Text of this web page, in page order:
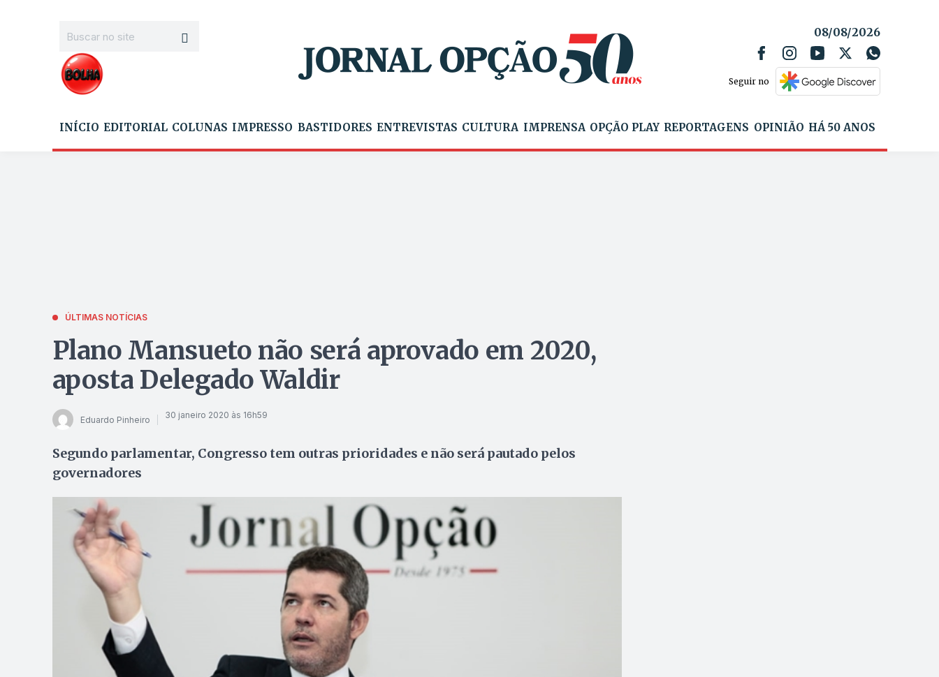
08/08/2026
Seguir no
INÍCIO EDITORIAL COLUNAS IMPRESSO BASTIDORES ENTREVISTAS CULTURA IMPRENSA OPÇÃO PLAY REPORTAGENS OPINIÃO HÁ 50 ANOS
ÚLTIMAS NOTÍCIAS
Plano Mansueto não será aprovado em 2020,
aposta Delegado Waldir
Eduardo Pinheiro 30 janeiro 2020 às 16h59
Segundo parlamentar, Congresso tem outras prioridades e não será pautado pelos
governadores